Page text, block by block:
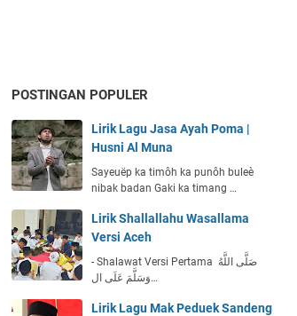
POSTINGAN POPULER
Lirik Lagu Jasa Ayah Poma |
Husni Al Muna
Sayeuëp ka timôh ka punôh buleè
nibak badan Gaki ka timang …
Lirik Shallallahu Wasallama
Versi Aceh
- Shalawat Versi Pertama صَلَّى اللَّهُ
وَسَلَّمَ عَلَى ال…
Lirik Lagu Mak Peduek Sandeng